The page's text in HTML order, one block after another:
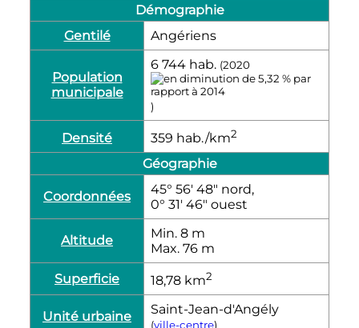
Démographie
Gentilé
Angériens
Population
municipale
6 744 hab. (2020
)
Densité 359 hab./km2
Géographie
Coordonnées
45° 56′ 48″ nord,
0° 31′ 46″ ouest
Altitude Min. 8 m
Max. 76 m
Superficie
18,78 km2
Unité urbaine Saint-Jean-d'Angély
(ville-centre)